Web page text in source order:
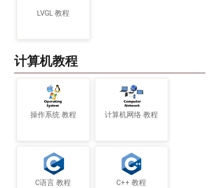
LVGL 教程
计算机教程
操作系统 教程 计算机网络 教程
C语言 教程 C++ 教程